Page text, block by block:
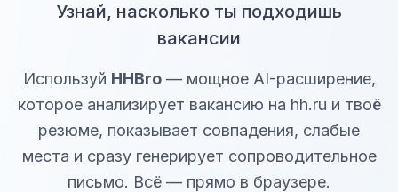
Узнай, насколько ты подходишь
вакансии
Используй HHBro— мощное AI-расширение,
которое анализирует вакансию на hh.ru и твоё
резюме, показывает совпадения, слабые
места и сразу генерирует сопроводительное
письмо. Всё — прямо в браузере.